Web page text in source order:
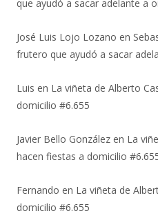
que ayudó a sacar adelante a
José Luis Lojo Lozano en
frutero que ayudó a sacar
Luis en La viñeta de Alberto
domicilio #6.655
Javier Bello González en La
hacen fiestas a domicilio
Fernando en La viñeta de
domicilio #6.655